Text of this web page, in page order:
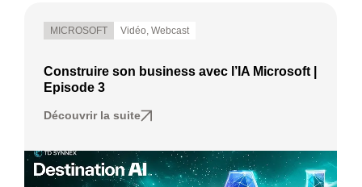
MICROSOFT Vidéo, Webcast
Construire son business avec l’IA Microsoft |
Episode 3
Découvrir la suite